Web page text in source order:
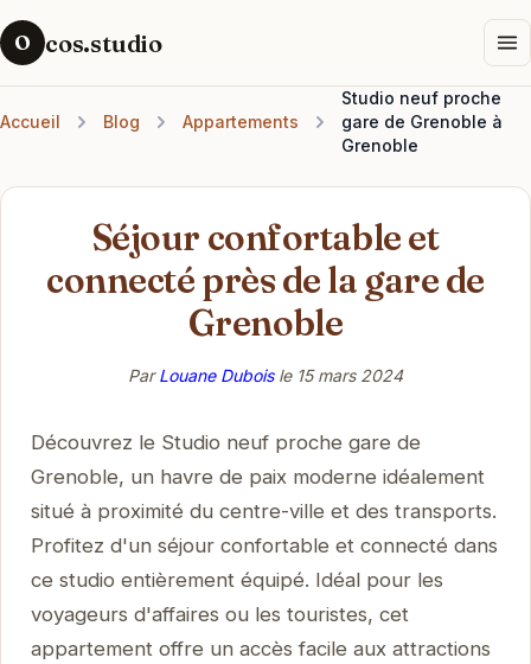
O cos.studio
Accueil Blog Appartements
Studio neuf proche
gare de Grenoble à
Grenoble
Séjour confortable et
connecté près de la gare de
Grenoble
ParLouane Duboisle 15 mars 2024
Découvrez le Studio neuf proche gare de
Grenoble, un havre de paix moderne idéalement
situé à proximité du centre-ville et des transports.
Profitez d'un séjour confortable et connecté dans
ce studio entièrement équipé. Idéal pour les
voyageurs d'affaires ou les touristes, cet
appartement offre un accès facile aux attractions